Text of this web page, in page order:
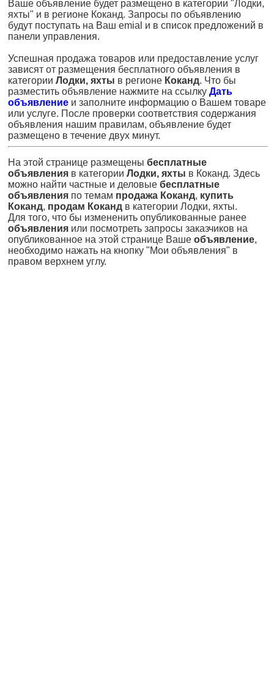
Ваше объявление будет размещено в категории "Лодки,
яхты" и в регионе Коканд. Запросы по объявлению
будут поступать на Ваш emial и в список предложений в
панели управления.
Успешная продажа товаров или предоставление услуг
зависят от размещения бесплатного объявления в
категории Лодки, яхты в регионе Коканд. Что бы
разместить объявление нажмите на ссылку Дать
объявление и заполните информацию о Вашем товаре
или услуге. После проверки соответствия содержания
объявления нашим правилам, объявление будет
размещено в течение двух минут.
На этой странице размещены бесплатные
объявления в категории Лодки, яхты в Коканд. Здесь
можно найти частные и деловые бесплатные
объявления по темам продажа Коканд, купить
Коканд, продам Коканд в категории Лодки, яхты.
Для того, что бы измененить опубликованные ранее
объявления или посмотреть запросы заказчиков на
опубликованное на этой странице Ваше объявление,
необходимо нажать на кнопку "Мои объявления" в
правом верхнем углу.